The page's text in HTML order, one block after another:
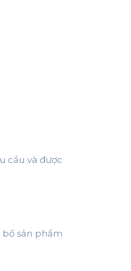
cầu và được
sản phẩm